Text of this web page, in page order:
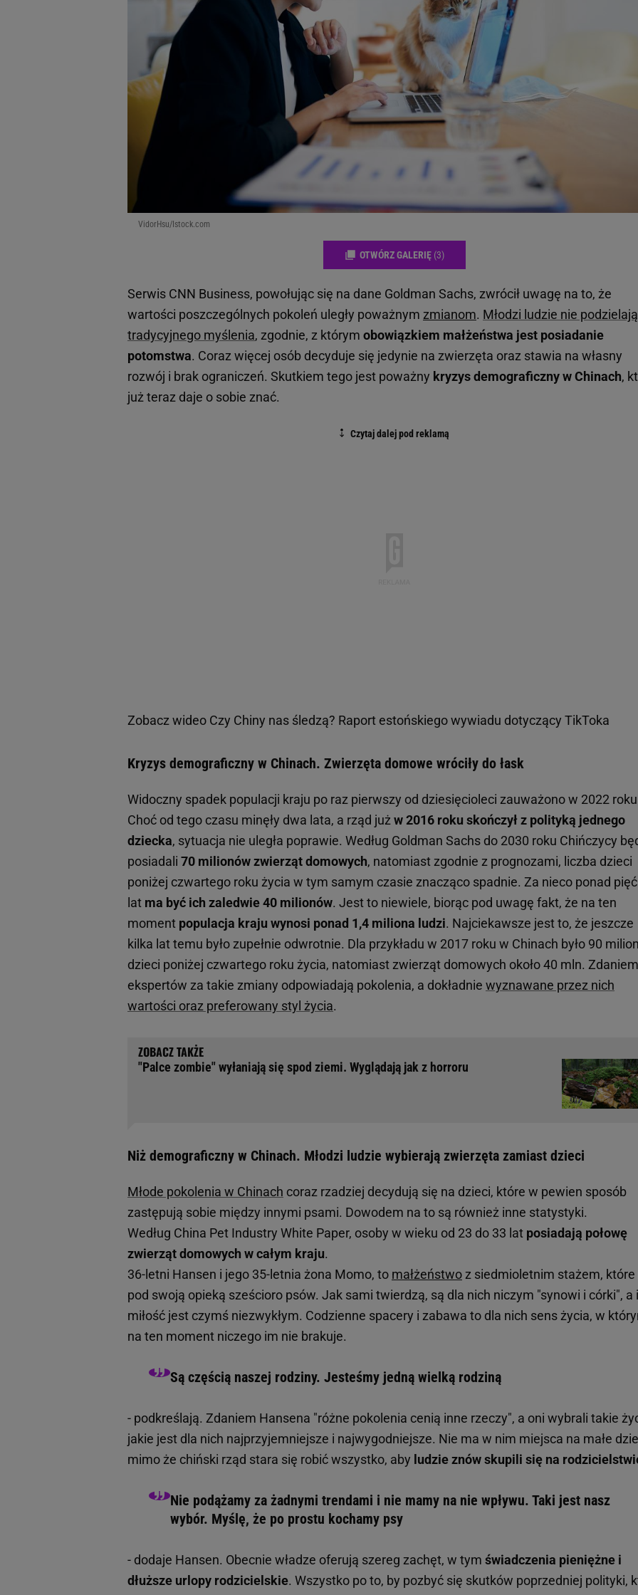
VidorHsu/Istock.com
OTWÓRZ GALERIĘ (3)
Serwis CNN Business, powołując się na dane Goldman Sachs, zwrócił uwagę na to, że
wartości poszczególnych pokoleń uległy poważnym zmianom. Młodzi ludzie nie podzielają
tradycyjnego myślenia, zgodnie, z którym obowiązkiem małżeństwa jest posiadanie
potomstwa. Coraz więcej osób decyduje się jedynie na zwierzęta oraz stawia na własny
rozwój i brak ograniczeń. Skutkiem tego jest poważny kryzys demograficzny w Chinach,
już teraz daje o sobie znać.
Zobacz wideo Czy Chiny nas śledzą? Raport estońskiego wywiadu dotyczący TikToka
Kryzys demograficzny w Chinach. Zwierzęta domowe wróciły do łask
Widoczny spadek populacji kraju po raz pierwszy od dziesięcioleci zauważono w 2022
Choć od tego czasu minęły dwa lata, a rząd jużw 2016 roku skończył z polityką jednego
dziecka, sytuacja nie uległa poprawie. Według Goldman Sachs do 2030 roku Chińczycy
posiadali 70 milionów zwierząt domowych, natomiast zgodnie z prognozami, liczba dzieci
poniżej czwartego roku życia w tym samym czasie znacząco spadnie. Za nieco ponad pięć
lat ma być ich zaledwie 40 milionów. Jest to niewiele, biorąc pod uwagę fakt, że na ten
moment populacja kraju wynosi ponad 1,4 miliona ludzi. Najciekawsze jest to, że jeszcze
kilka lat temu było zupełnie odwrotnie. Dla przykładu w 2017 roku w Chinach było 90
dzieci poniżej czwartego roku życia, natomiast zwierząt domowych około 40 mln. Zdaniem
ekspertów za takie zmiany odpowiadają pokolenia, a dokładnie wyznawane przez nich
wartości oraz preferowany styl życia.
"Palce zombie" wyłaniają się spod ziemi. Wyglądają jak z horroru
Niż demograficzny w Chinach. Młodzi ludzie wybierają zwierzęta zamiast dzieci
Młode pokolenia w Chinach coraz rzadziej decydują się na dzieci, które w pewien sposób
zastępują sobie między innymi psami. Dowodem na to są również inne statystyki.
Według China Pet Industry White Paper, osoby w wieku od 23 do 33 lat posiadają połowę
zwierząt domowych w całym kraju.
36-letni Hansen i jego 35-letnia żona Momo, to małżeństwoz siedmioletnim stażem, które
pod swoją opieką sześcioro psów. Jak sami twierdzą, są dla nich niczym "synowi i córki", a
miłość jest czymś niezwykłym. Codzienne spacery i zabawa to dla nich sens życia, w
na ten moment niczego im nie brakuje.
Są częścią naszej rodziny. Jesteśmy jedną wielką rodziną
- podkreślają. Zdaniem Hansena "różne pokolenia cenią inne rzeczy", a oni wybrali takie
jakie jest dla nich najprzyjemniejsze i najwygodniejsze. Nie ma w nim miejsca na małe
mimo że chiński rząd stara się robić wszystko, aby ludzie znów skupili się na
Nie podążamy za żadnymi trendami i nie mamy na nie wpływu. Taki jest nasz
wybór. Myślę, że po prostu kochamy psy
- dodaje Hansen. Obecnie władze oferują szereg zachęt, w tym świadczenia pieniężne i
dłuższe urlopy rodzicielskie. Wszystko po to, by pozbyć się skutków poprzedniej polityki,